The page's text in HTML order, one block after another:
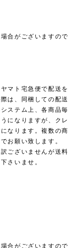
合がございますので
マト宅急便で配送を
は、同梱しての配送
ステム上、各商品毎
になりますが、クレ
なります。複数の商
お願い致します。
ございませんが送料
さいませ。
合がございますので